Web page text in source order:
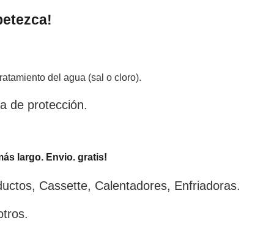
del agua (sal o cloro).
de protección.
largo. Envio. gratis!
Cassette, Calentadores, Enfriadoras.